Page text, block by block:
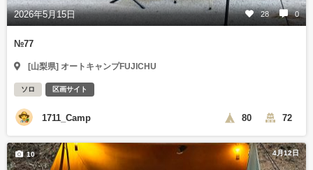
2026年5月15日 28 0
№77
[山梨県] オートキャンプFUJICHU
ソロ 区画サイト
1711_Camp 80 72
4月12日
10